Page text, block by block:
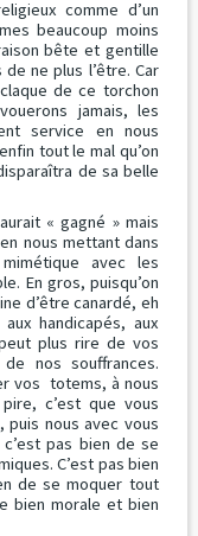
comme d’un
beaucoup moins
bête et gentille
ne plus l’être. Car
de ce torchon
jamais, les
service en nous
tout le mal qu’on
de sa belle
« gagné » mais
nous mettant dans
avec les
En gros, puisqu’on
d’être canardé, eh
handicapés, aux
plus rire de vos
nos souffrances.
vos totems, à nous
c’est que vous
puis nous avec vous
pas bien de se
C’est pas bien
de se moquer tout
bien morale et bien